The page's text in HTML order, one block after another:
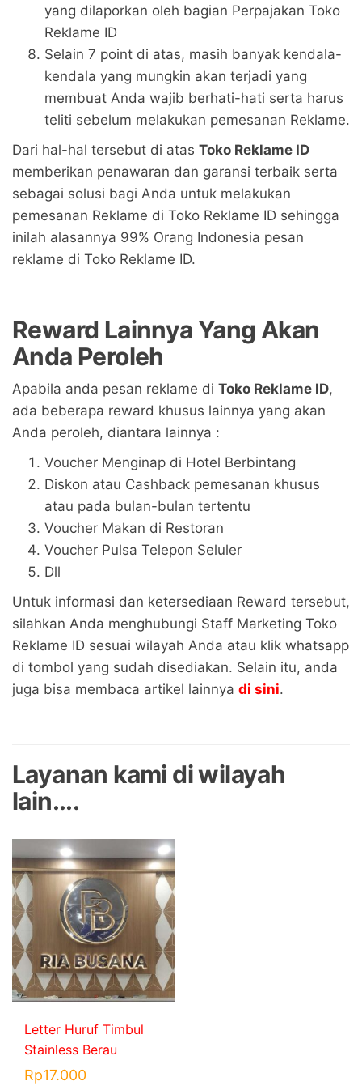
yang dilaporkan oleh bagian Perpajakan Toko
Reklame ID
Selain 7 point di atas, masih banyak kendala-
kendala yang mungkin akan terjadi yang
membuat Anda wajib berhati-hati serta harus
teliti sebelum melakukan pemesanan Reklame.
Dari hal-hal tersebut di atas Toko Reklame ID
memberikan penawaran dan garansi terbaik serta
sebagai solusi bagi Anda untuk melakukan
pemesanan Reklame di Toko Reklame ID sehingga
inilah alasannya 99% Orang Indonesia pesan
reklame di Toko Reklame ID.
Reward Lainnya Yang Akan
Anda Peroleh
Apabila anda pesan reklame di Toko Reklame ID,
ada beberapa reward khusus lainnya yang akan
Anda peroleh, diantara lainnya :
Voucher Menginap di Hotel Berbintang
Diskon atau Cashback pemesanan khusus
atau pada bulan-bulan tertentu
Voucher Makan di Restoran
Voucher Pulsa Telepon Seluler
Dll
Untuk informasi dan ketersediaan Reward tersebut,
silahkan Anda menghubungi Staff Marketing Toko
Reklame ID sesuai wilayah Anda atau klik whatsapp
di tombol yang sudah disediakan. Selain itu, anda
juga bisa membaca artikel lainnya di sini.
Layanan kami di wilayah
lain....
Letter Huruf Timbul
Stainless Berau
Rp17.000